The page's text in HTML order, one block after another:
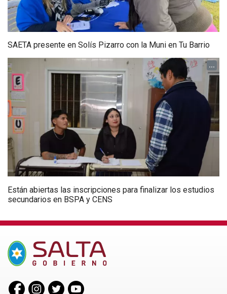
SAETA presente en Solís Pizarro con la Muni en Tu Barrio
...
Están abiertas las inscripciones para finalizar los estudios
secundarios en BSPA y CENS